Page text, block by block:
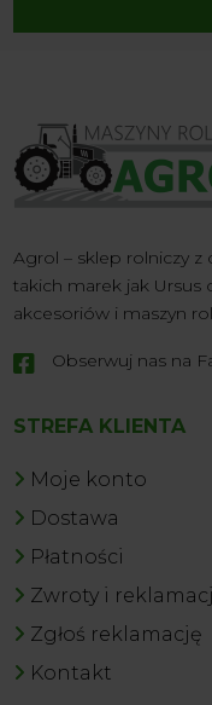
Agrol – sklep rolniczy
takich marek jak
akcesoriów i maszyn
 Obserwuj nas na
STREFA KLIENTA
Moje konto
Dostawa
Płatności
Zwroty i
Zgłoś reklamację
Kontakt